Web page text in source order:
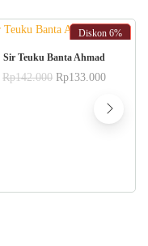
Diskon 6%
Sir Teuku Banta Ahmad
Rp142.000 Original
Rp142.000.
Rp133.000Current
is: